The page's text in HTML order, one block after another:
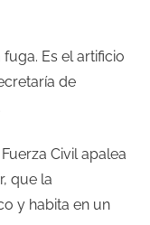
Es el artificio
de
Civil apalea
que la
y habita en un